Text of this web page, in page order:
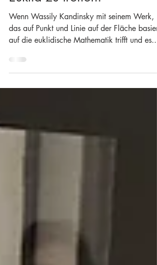
Museum, um Kandinsky und
Euklid zu treffen.
Wenn Wassily Kandinsky mit seinem Werk,
das auf Punkt und Linie auf der Fläche